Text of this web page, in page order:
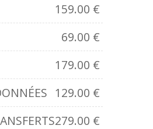
159.00 €
69.00 €
179.00 €
129.00 €
279.00 €